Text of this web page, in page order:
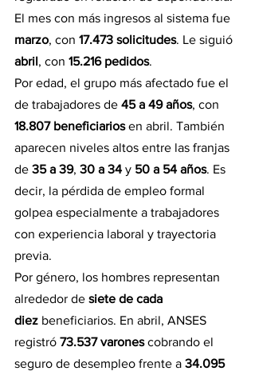
El mes con más ingresos al sistema fue
marzo, con 17.473 solicitudes. Le siguió
abril, con 15.216 pedidos.
Por edad, el grupo más afectado fue el
de trabajadores de 45 a 49 años, con
18.807 beneficiarios en abril. También
aparecen niveles altos entre las franjas
de 35 a 39, 30 a 34 y 50 a 54 años. Es
decir, la pérdida de empleo formal
golpea especialmente a trabajadores
con experiencia laboral y trayectoria
previa.
Por género, los hombres representan
alrededor de siete de cada
diez beneficiarios. En abril, ANSES
registró 73.537 varones cobrando el
seguro de desempleo frente a 34.095